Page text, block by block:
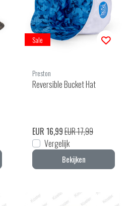
Sale
Preston
Reversible Bucket Hat
EUR 16,99EUR 17,99
Vergelijk
Bekijken